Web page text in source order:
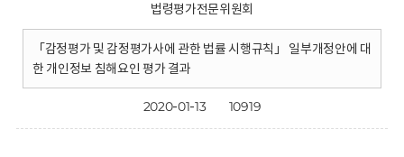
법령평가전문위원회
「감정평가 및 감정평가사에 관한 법률 시행규칙」 일부개정안에 대
한 개인정보 침해요인 평가 결과
2020-01-13 10919